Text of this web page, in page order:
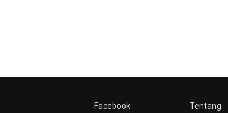
Facebook Tentang